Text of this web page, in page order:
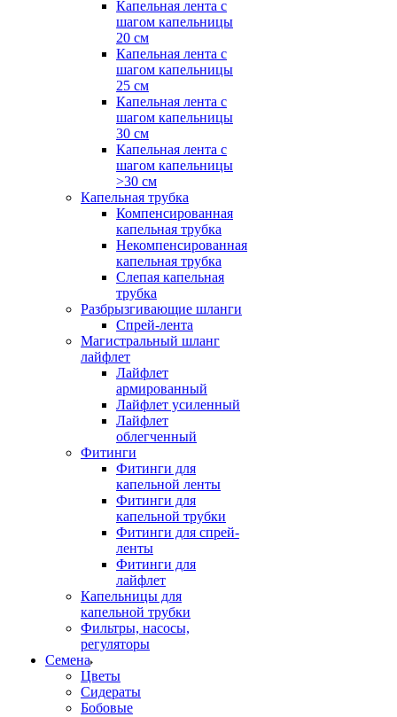
Капельная лента с
шагом капельницы
20 см
Капельная лента с
шагом капельницы
25 см
Капельная лента с
шагом капельницы
30 см
Капельная лента с
шагом капельницы
>30 см
Капельная трубка
Компенсированная
капельная трубка
Некомпенсированная
капельная трубка
Слепая капельная
трубка
Разбрызгивающие шланги
Спрей-лента
Магистральный шланг
лайфлет
Лайфлет
армированный
Лайфлет усиленный
Лайфлет
облегченный
Фитинги
Фитинги для
капельной ленты
Фитинги для
капельной трубки
Фитинги для спрей-
ленты
Фитинги для
лайфлет
Капельницы для
капельной трубки
Фильтры, насосы,
регуляторы
Семена
Цветы
Сидераты
Бобовые